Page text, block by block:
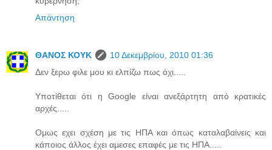
Απάντηση
ΘΑΝΟΣ ΚΟΥΚ
10 Δεκεμβρίου, 2010 01:36
Δεν ξερω φιλε μου κι ελπίζω πως όχι.....
Υποτίθεται ότι η Google είναι ανεξάρτητη από κρατικές
αρχές.....
Ομως εχει σχέση με τις ΗΠΑ και όπως καταλαβαίνεις και
κάποιος άλλος έχει αμεσες επαφές με τις ΗΠΑ.....